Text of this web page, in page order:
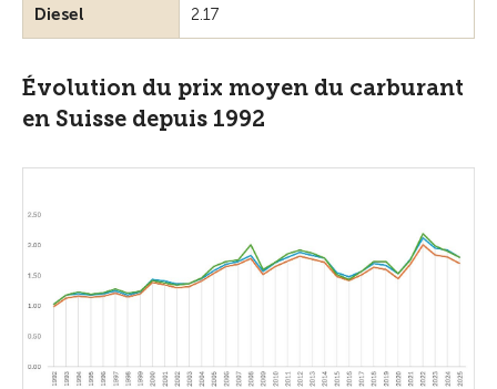
Diesel 2.17
Évolution du prix moyen du carburant
en Suisse depuis 1992